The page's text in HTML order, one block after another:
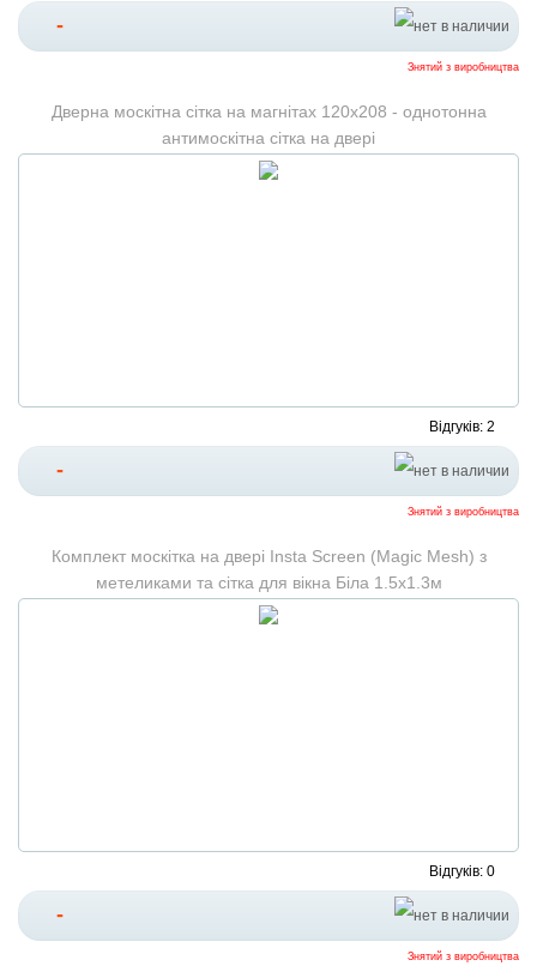
-
Знятий з виробництва
Дверна москітна сітка на магнітах 120х208 - однотонна
антимоскітна сітка на двері
Відгуків: 2
-
Знятий з виробництва
Комплект москітка на двері Insta Screen (Magic Mesh) з
метеликами та сітка для вікна Біла 1.5х1.3м
Відгуків: 0
-
Знятий з виробництва